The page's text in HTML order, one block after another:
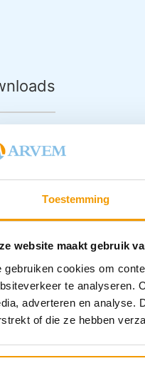
Toestemming
website maakt gebruik
gebruiken cookies om
te analyseren.
adverteren en analyse.
of die ze hebben
ECO verpakking Ds